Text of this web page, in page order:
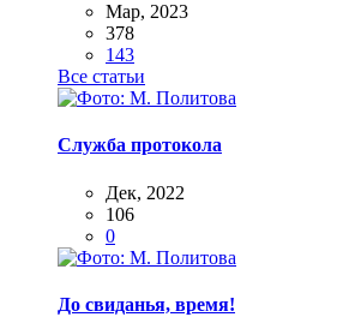
Мар, 2023
378
143
Все статьи
Служба протокола
Дек, 2022
106
0
До свиданья, время!